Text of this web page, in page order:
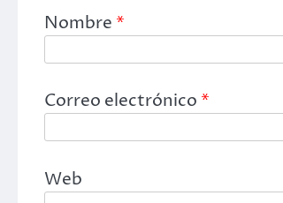
Nombre *
Correo electrónico *
Web